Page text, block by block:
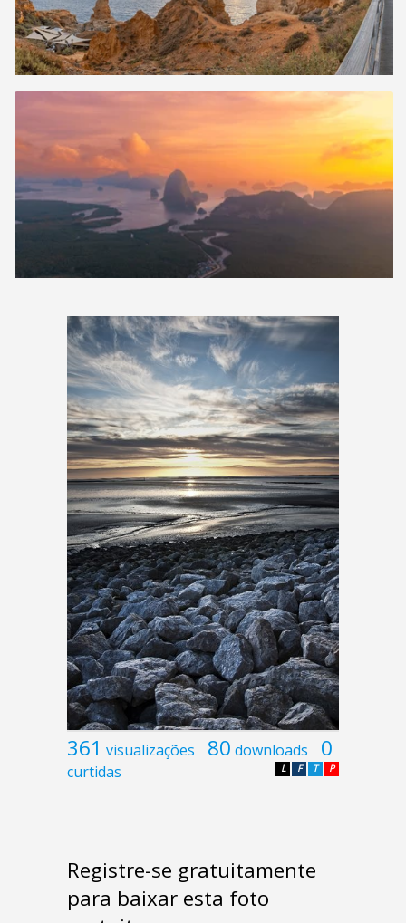
361 visualizações 80 downloads 0
curtidas P
T
F
L
Registre-se gratuitamente
para baixar esta foto